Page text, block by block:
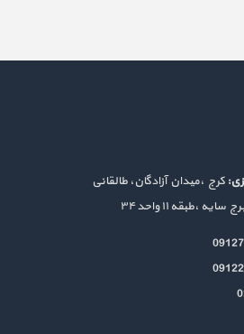
کرج ،میدان آزادگان، طالقانی
،طبقه ۱۱ واحد ۳۴